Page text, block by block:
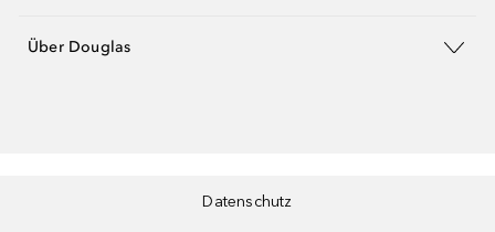
Über Douglas
Datenschutz